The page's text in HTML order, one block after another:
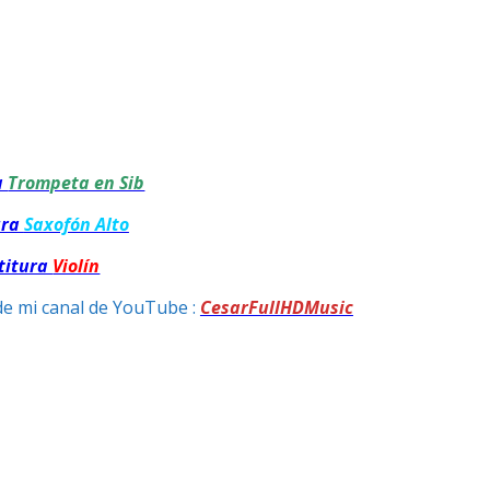
Trompeta en Sib
Saxofón Alto
Violín
mi canal de YouTube : CesarFullHDMusic